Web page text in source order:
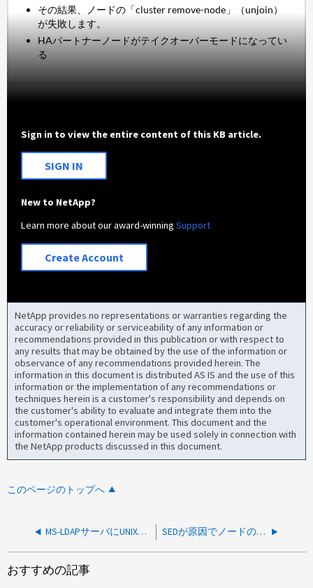
その結果、ノードの「cluster remove-node」（unjoin）
が失敗します。
HAパートナーノードがテイクオーバーモードになってい
る
Sign in to view the entire content of this KB article.
SIGN IN
New to NetApp?
Learn more about our award-winningSupport
Create Account
NetApp provides no representations or warranties regarding the
accuracy or reliability or serviceability of any information or
recommendations provided in this publication or with respect to
any results that may be obtained by the use of the information or
observance of any recommendations provided herein. The
information in this document is distributed AS IS and the use of this
information or the implementation of any recommendations or
techniques herein is a customer's responsibility and depends on
the customer's ability to evaluate and integrate them into the
customer's operational environment. This document and the
information contained herein may be used solely in connection with
the NetApp products discussed in this document.
このページのトップへ
MS-LDAPサーバにUNIXアカウント情報がないためにUNIXアカウントの解決に失敗する SEDが原因でノードの分離が失敗する
おすすめの記事